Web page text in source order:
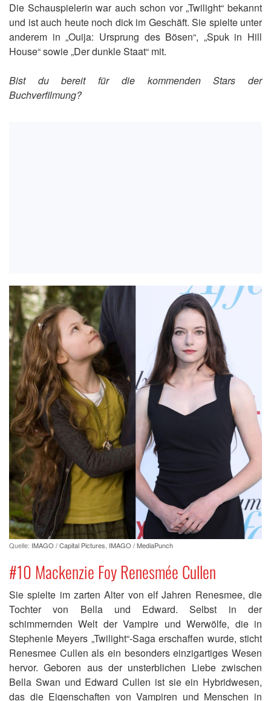
Die Schauspielerin war auch schon vor „Twilight“ bekannt
und ist auch heute noch dick im Geschäft. Sie spielte unter
anderem in „Ouija: Ursprung des Bösen“, „Spuk in Hill
House“ sowie „Der dunkle Staat“ mit.
Bist du bereit für die kommenden Stars der
Buchverfilmung?
Quelle: IMAGO / Capital Pictures IMAGO / MediaPunch
#10 Mackenzie Foy Renesmée Cullen
Sie spielte im zarten Alter von elf Jahren Renesmee, die
Tochter von Bella und Edward. Selbst in der
schimmernden Welt der Vampire und Werwölfe, die in
Stephenie Meyers „Twilight“-Saga erschaffen wurde, sticht
Renesmee Cullen als ein besonders einzigartiges Wesen
hervor. Geboren aus der unsterblichen Liebe zwischen
Bella Swan und Edward Cullen ist sie ein Hybridwesen,
das die Eigenschaften von Vampiren und Menschen in